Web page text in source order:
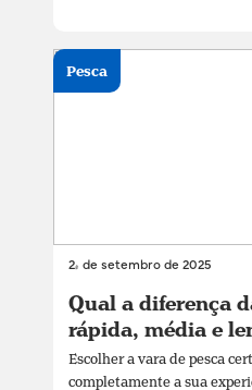
24 de setembro de 2025
Qual a diferença
rápida, média e
Escolher a vara de pesca
completamente a sua
Pesca